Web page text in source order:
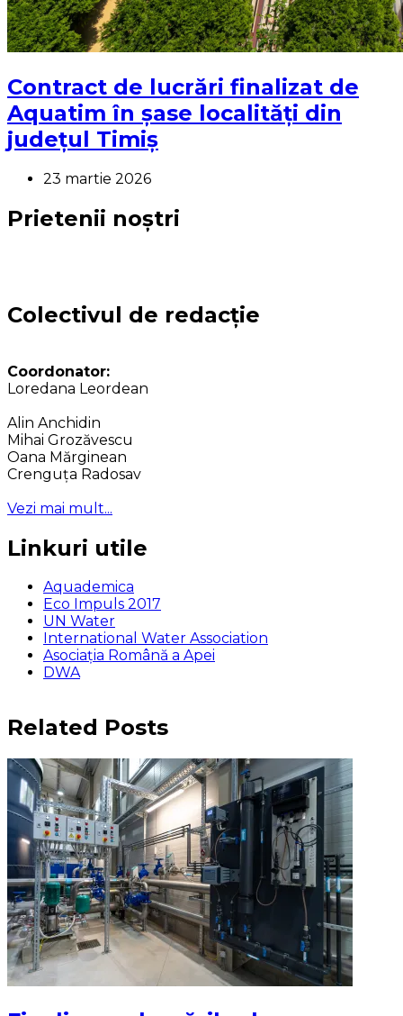
Contract de lucrări finalizat de
Aquatim în șase localități din
județul Timiș
23 martie 2026
Prietenii noștri
Colectivul de redacție
Coordonator:
Loredana Leordean
Alin Anchidin
Mihai Grozăvescu
Oana Mărginean
Crenguța Radosav
Vezi mai mult...
Linkuri utile
Aquademica
Eco Impuls 2017
UN Water
International Water Association
Asociaţia Română a Apei
DWA
Related Posts